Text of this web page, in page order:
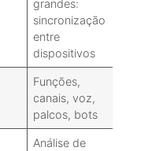
grandes:
sincronização
entre
dispositivos
Funções,
canais, voz,
palcos, bots
Análise de